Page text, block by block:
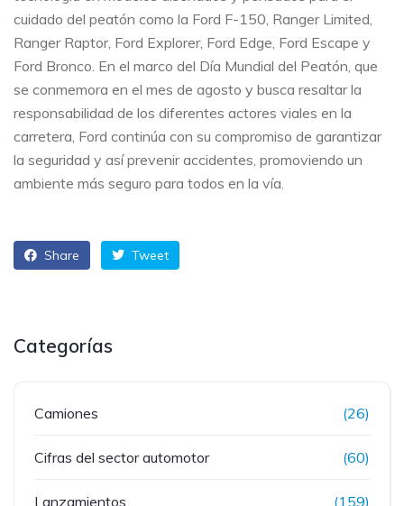
cuidado del peatón como la Ford F-150, Ranger Limited,
Ranger Raptor, Ford Explorer, Ford Edge, Ford Escape y
Ford Bronco. En el marco del Día Mundial del Peatón, que
se conmemora en el mes de agosto y busca resaltar la
responsabilidad de los diferentes actores viales en la
carretera, Ford continúa con su compromiso de garantizar
la seguridad y así prevenir accidentes, promoviendo un
ambiente más seguro para todos en la vía.
Share Tweet
Categorías
Camiones (26)
Cifras del sector automotor (60)
Lanzamientos (159)